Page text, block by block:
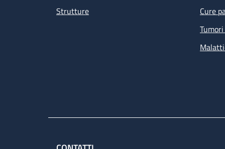
Strutture
Cure